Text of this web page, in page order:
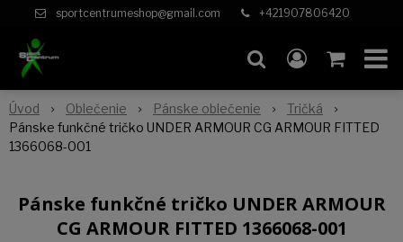
sportcentrumeshop@gmail.com +421907806420
Úvod Oblečenie Pánske oblečenie
Tričká
Pánske funkčné tričko UNDER ARMOUR CG ARMOUR FITTED
1366068-001
Pánske funkčné tričko UNDER ARMOUR
CG ARMOUR FITTED 1366068-001